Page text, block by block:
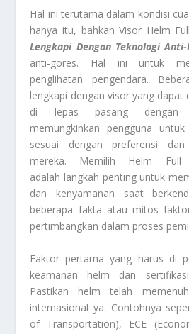
Hal ini terutama dalam kondisi
hanya itu, bahkan Visor Helm
Lengkapi Dengan Teknologi
anti-gores. Hal ini untuk
penglihatan pengendara.
lengkapi dengan visor yang dapat
di lepas pasang dengan
memungkinkan pengguna
sesuai dengan preferensi
mereka. Memilih Helm
adalah langkah penting untuk
dan kenyamanan saat
beberapa fakta atau mitos
pertimbangkan dalam proses
Faktor pertama yang harus di
keamanan helm dan
Pastikan helm telah
internasional ya. Contohnya
of Transportation), ECE